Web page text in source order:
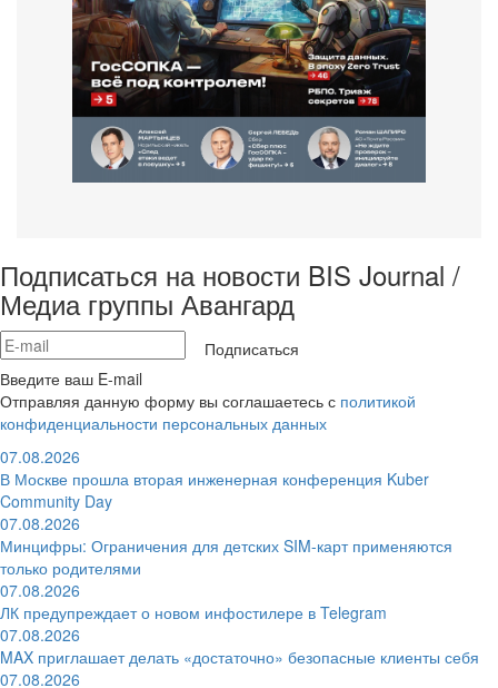
Подписаться на новости BIS Journal /
Медиа группы Авангард
Подписаться
Введите ваш E-mail
Отправляя данную форму вы соглашаетесь с политикой
конфиденциальности персональных данных
07.08.2026
В Москве прошла вторая инженерная конференция Kuber
Community Day
07.08.2026
Минцифры: Ограничения для детских SIM-карт применяются
только родителями
07.08.2026
ЛК предупреждает о новом инфостилере в Telegram
07.08.2026
MAX приглашает делать «достаточно» безопасные клиенты себя
07.08.2026